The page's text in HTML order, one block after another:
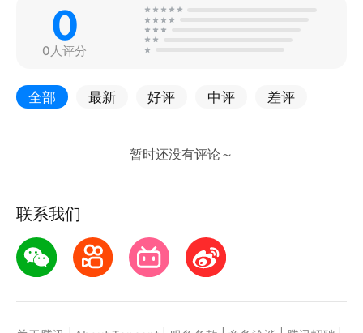
0
0人评分
全部 最新 好评 中评 差评
联系我们